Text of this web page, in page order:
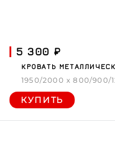
5 300 ₽
КРОВАТЬ
1950/2000 x 800/900/
КУПИТЬ